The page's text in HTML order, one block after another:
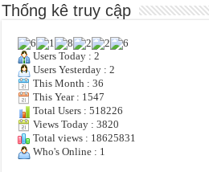
Thống kê truy cập
Users Today : 2
Users Yesterday : 2
This Month : 36
This Year : 1547
Total Users : 518226
Views Today : 3820
Total views : 18625831
Who's Online : 1